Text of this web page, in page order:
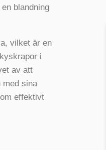
blandning
vilket är en
i
av att
med sina
effektivt